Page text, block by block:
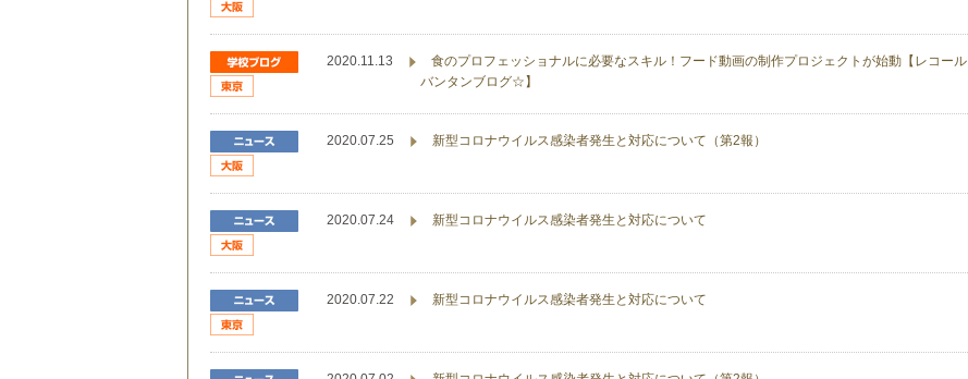
2020.11.13
食のプロフェッショナルに必要なスキル！フード動画の制作プロジェクトが始動【レコール
バンタンブログ☆】
2020.07.25 新型コロナウイルス感染者発生と対応について（第2報）
2020.07.24 新型コロナウイルス感染者発生と対応について
2020.07.22 新型コロナウイルス感染者発生と対応について